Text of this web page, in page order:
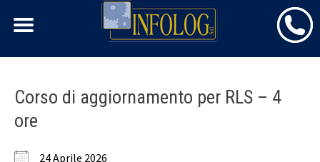
Skip
content
Corso di aggiornamento per RLS – 4
ore
24 Aprile 2026